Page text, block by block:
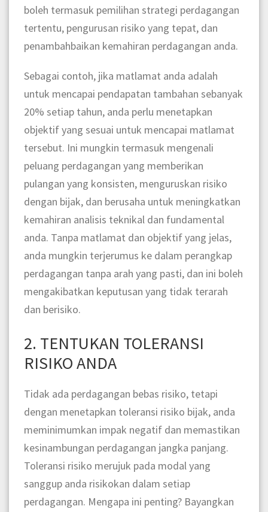
boleh termasuk pemilihan strategi perdagangan
tertentu, pengurusan risiko yang tepat, dan
penambahbaikan kemahiran perdagangan anda.
Sebagai contoh, jika matlamat anda adalah
untuk mencapai pendapatan tambahan sebanyak
20% setiap tahun, anda perlu menetapkan
objektif yang sesuai untuk mencapai matlamat
tersebut. Ini mungkin termasuk mengenali
peluang perdagangan yang memberikan
pulangan yang konsisten, menguruskan risiko
dengan bijak, dan berusaha untuk meningkatkan
kemahiran analisis teknikal dan fundamental
anda. Tanpa matlamat dan objektif yang jelas,
anda mungkin terjerumus ke dalam perangkap
perdagangan tanpa arah yang pasti, dan ini boleh
mengakibatkan keputusan yang tidak terarah
dan berisiko.
2. TENTUKAN TOLERANSI
RISIKO ANDA
Tidak ada perdagangan bebas risiko, tetapi
dengan menetapkan toleransi risiko bijak, anda
meminimumkan impak negatif dan memastikan
kesinambungan perdagangan jangka panjang.
Toleransi risiko merujuk pada modal yang
sanggup anda risikokan dalam setiap
perdagangan. Mengapa ini penting? Bayangkan